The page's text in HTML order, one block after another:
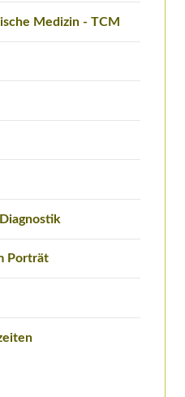
Medizin - TCM
Porträt